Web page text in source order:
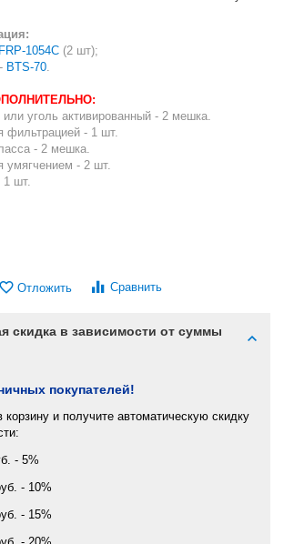
FRP-1054C (2 шт);
BTS-70.
уголь активированный - 2 мешка.
фильтрацией - 1 шт.
- 2 мешка.
умягчением - 2 шт.
1 шт.
Отложить Сравнить
скидка в зависимости от суммы
покупателей!
корзину и получите автоматическую скидку
- 5%
- 10%
- 15%